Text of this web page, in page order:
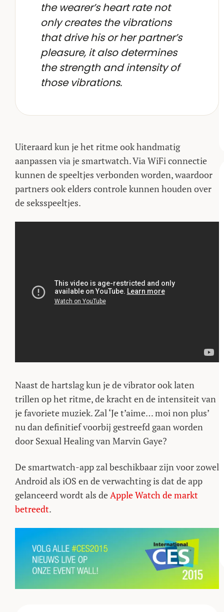
the wearer’s heart rate not
only creates the vibrations
that drive his or her partner’s
pleasure, it also determines
the strength and intensity of
those vibrations.
Uiteraard kun je het ritme ook handmatig
aanpassen via je smartwatch. Via WiFi connectie
kunnen de speeltjes verbonden worden, waardoor
partners ook elders controle kunnen houden over
de seksspeeltjes.
Naast de hartslag kun je de vibrator ook laten
trillen op het ritme, de kracht en de intensiteit van
je favoriete muziek. Zal ‘Je t’aime… moi non plus’
nu dan definitief voorbij gestreefd gaan worden
door Sexual Healing van Marvin Gaye?
De smartwatch-app zal beschikbaar zijn voor zowel
Android als iOS en de verwachting is dat de app
gelanceerd wordt als deApple Watch de markt
betreedt.